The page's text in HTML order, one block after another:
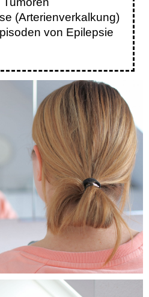
(Arterienverkalkung)
von Epilepsie